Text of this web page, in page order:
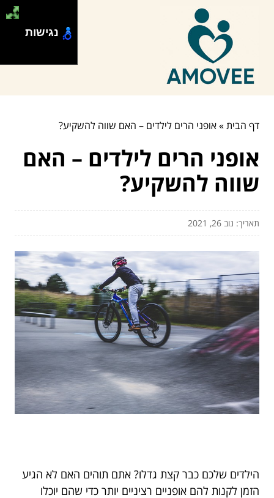
דף הבית»אופני הרים לילדים – האם שווה להשקיע?
אופני הרים לילדים – האם
שווה להשקיע?
תאריך: נוב 26, 2021
הילדים שלכם כבר קצת גדלו? אתם תוהים האם לא הגיע
הזמן לקנות להם אופניים רציניים יותר כדי שהם יוכלו
נגישות